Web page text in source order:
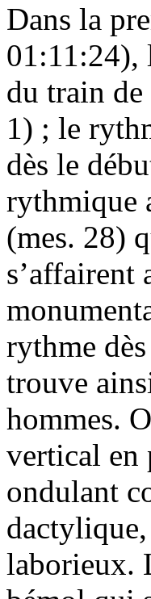
Dans la
01:11:24),
du train
1) ; le
dès le
rythmique
(mes. 28)
s’affairent
rythme
trouve
hommes.
vertical en
ondulant
laborieux.